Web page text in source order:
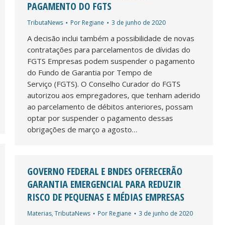
PAGAMENTO DO FGTS
TributaNews Por Regiane 3 de junho de 2020
A decisão inclui também a possibilidade de novas
contratações para parcelamentos de dívidas do
FGTS Empresas podem suspender o pagamento
do Fundo de Garantia por Tempo de
Serviço (FGTS). O Conselho Curador do FGTS
autorizou aos empregadores, que tenham aderido
ao parcelamento de débitos anteriores, possam
optar por suspender o pagamento dessas
obrigações de março a agosto…
GOVERNO FEDERAL E BNDES OFERECERÃO
GARANTIA EMERGENCIAL PARA REDUZIR
RISCO DE PEQUENAS E MÉDIAS EMPRESAS
Materias,TributaNews Por Regiane 3 de junho de 2020